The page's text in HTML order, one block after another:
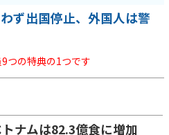
ず出国停止、外国人は警
9つの特典の1つです
ナムは82.3億食に増加